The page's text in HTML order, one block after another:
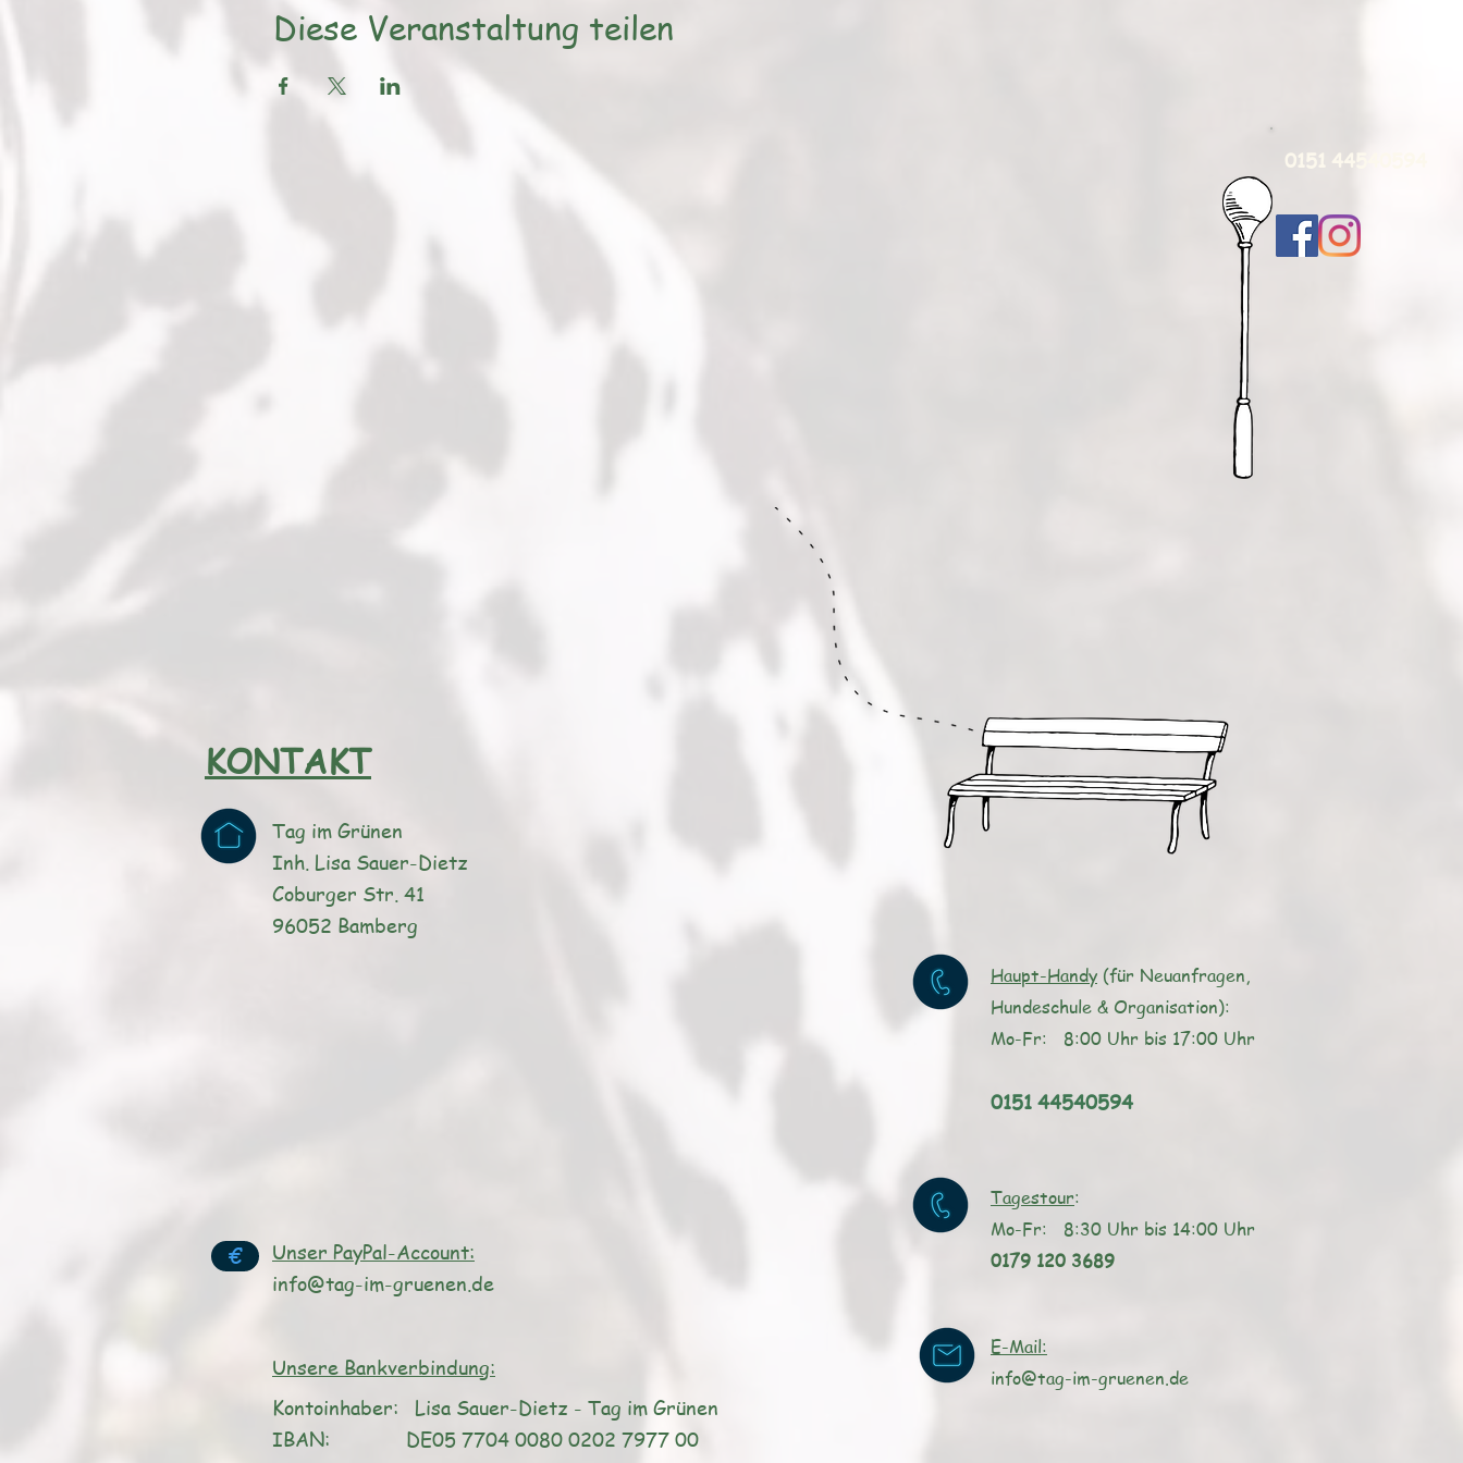
0151 44540594
Diese Veranstaltung teilen
KONTAKT
Tag im Grünen
Inh. Lisa Sauer-Dietz
Coburger Str. 41
96052 Bamberg
€
Unser PayPal-Account:
info@tag-im-gruenen.de
Unsere Bankverbindung:
Kontoinhaber: Lisa Sauer-Dietz - Tag im Grünen
IBAN: DE05 7704 0080 0202 7977 00
Haupt-Handy (für Neuanfragen,
Hundeschule & Organisation):
Mo-Fr: 8:00 Uhr bis 17:00 Uhr
0151 44540594
Tagestour:
Mo-Fr: 8:30 Uhr bis 14:00 Uhr
0179 120 3689
E-Mail:
info@tag-im-gruenen.de